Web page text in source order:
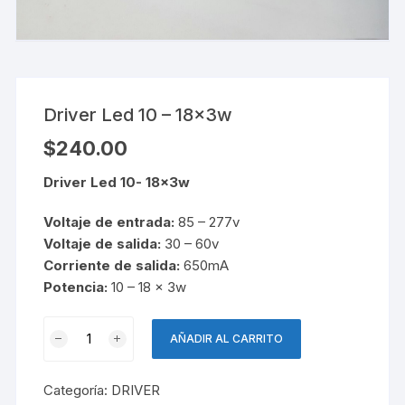
Driver Led 10 – 18x3w
$240.00
Driver Led 10- 18x3w
Voltaje de entrada: 85 – 277v
Voltaje de salida: 30 – 60v
Corriente de salida: 650mA
Potencia: 10 – 18 x 3w
-
AÑADIR AL CARRITO
Categoría: DRIVER